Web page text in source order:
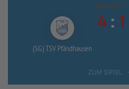
ABPFIFF
(SG) TSV Pfändhausen
 : 